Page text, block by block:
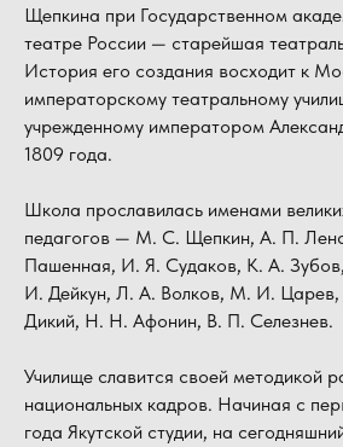
Щепкина при Государственном
театре России — старейшая
История его создания восходит к
императорскому театральному
учрежденному императором
1809 года.
Школа прославилась именами
педагогов — М. С. Щепкин, А. П.
Пашенная, И. Я. Судаков, К. А.
И. Дейкун, Л. А. Волков, М. И.
Дикий, Н. Н. Афонин, В. П. Селезнев.
Училище славится своей методикой
национальных кадров. Начиная с
года Якутской студии, на